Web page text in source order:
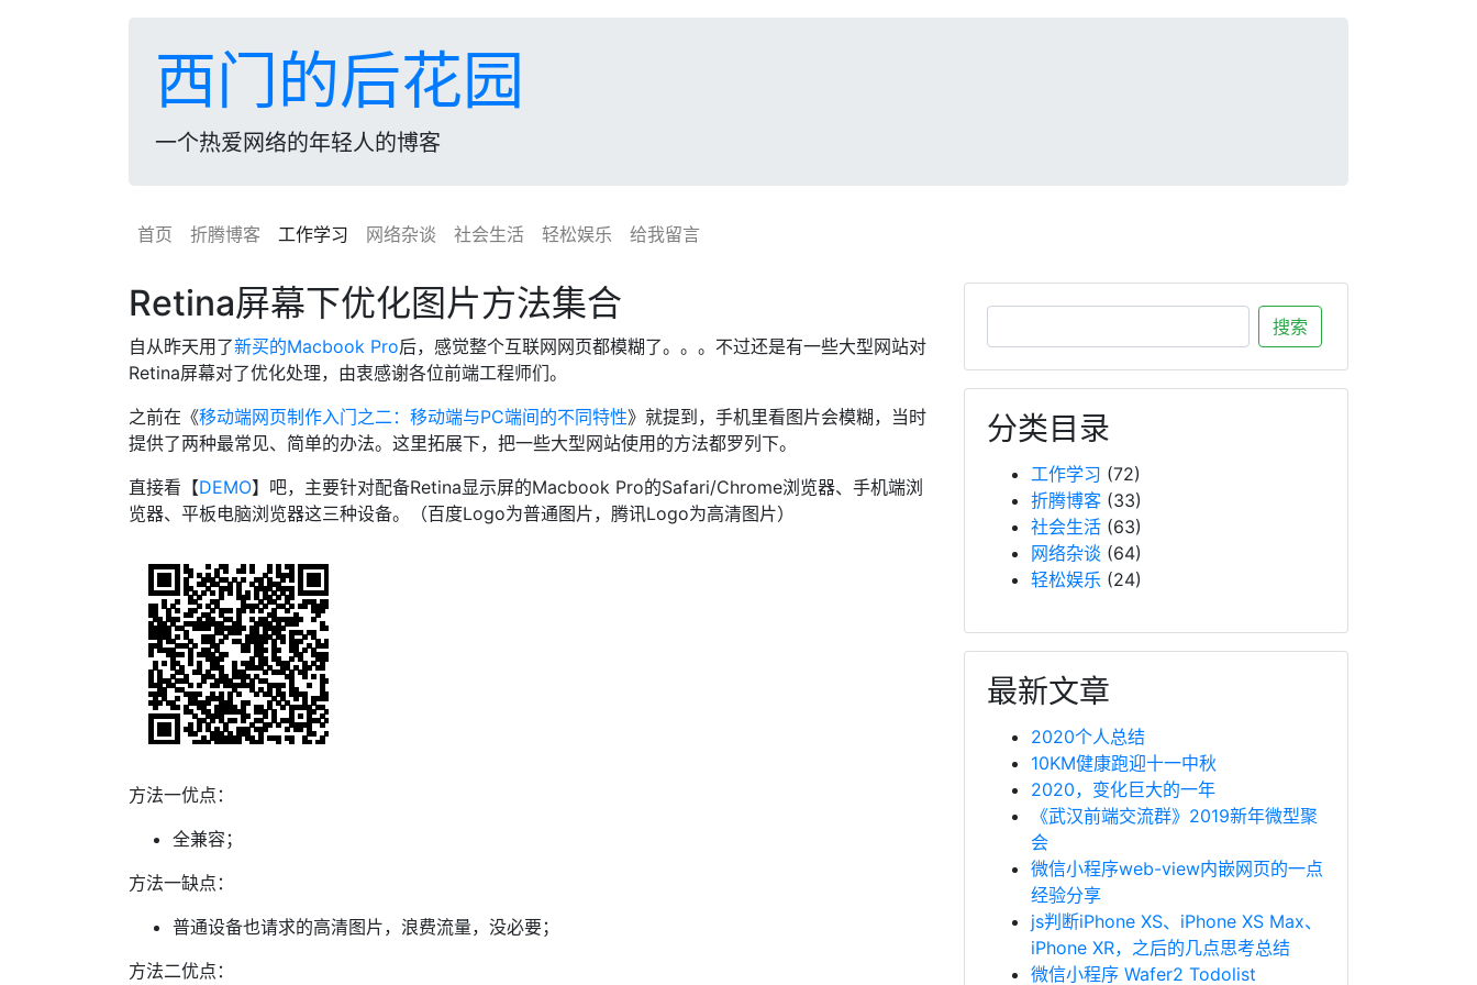
西门的后花园
一个热爱网络的年轻人的博客
首页 折腾博客 工作学习 网络杂谈 社会生活 轻松娱乐 给我留言
Retina屏幕下优化图片方法集合
自从昨天用了新买的Macbook Pro后，感觉整个互联网网页都模糊了。。。不过还是有一些大型网站对
Retina屏幕对了优化处理，由衷感谢各位前端工程师们。
之前在《移动端网页制作入门之二：移动端与PC端间的不同特性》就提到，手机里看图片会模糊，当时
提供了两种最常见、简单的办法。这里拓展下，把一些大型网站使用的方法都罗列下。
直接看【DEMO】吧，主要针对配备Retina显示屏的Macbook Pro的Safari/Chrome浏览器、手机端浏
览器、平板电脑浏览器这三种设备。（百度Logo为普通图片，腾讯Logo为高清图片）
方法一优点：
全兼容；
方法一缺点：
普通设备也请求的高清图片，浪费流量，没必要；
方法二优点：
分类目录
工作学习 (72)
折腾博客 (33)
社会生活 (63)
网络杂谈 (64)
轻松娱乐 (24)
最新文章
2020个人总结
10KM健康跑迎十一中秋
2020，变化巨大的一年
《武汉前端交流群》2019新年微型聚
会
微信小程序web-view内嵌网页的一点
经验分享
js判断iPhone XS、iPhone XS Max、
iPhone XR，之后的几点思考总结
微信小程序 Wafer2 Todolist